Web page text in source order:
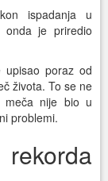
ispadanja u
je priredio
upisao poraz od
života. To se ne
meča nije bio u
problemi.